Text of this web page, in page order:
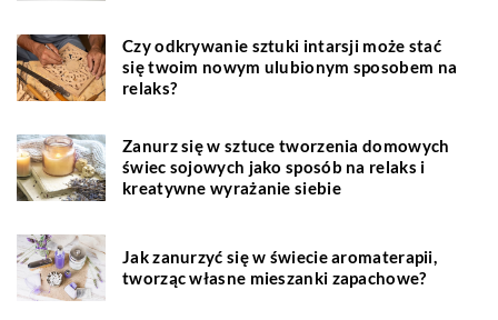
Czy odkrywanie sztuki intarsji może stać
się twoim nowym ulubionym sposobem na
relaks?
Zanurz się w sztuce tworzenia domowych
świec sojowych jako sposób na relaks i
kreatywne wyrażanie siebie
Jak zanurzyć się w świecie aromaterapii,
tworząc własne mieszanki zapachowe?